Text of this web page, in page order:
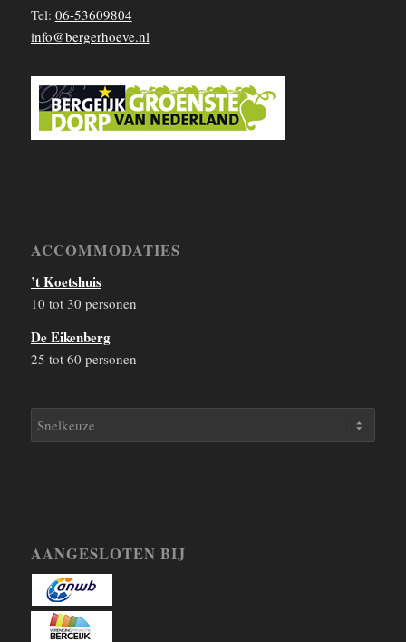
Tel: 06-53609804
info@bergerhoeve.nl
ACCOMMODATIES
’t Koetshuis
10 tot 30 personen
De Eikenberg
25 tot 60 personen
AANGESLOTEN BIJ